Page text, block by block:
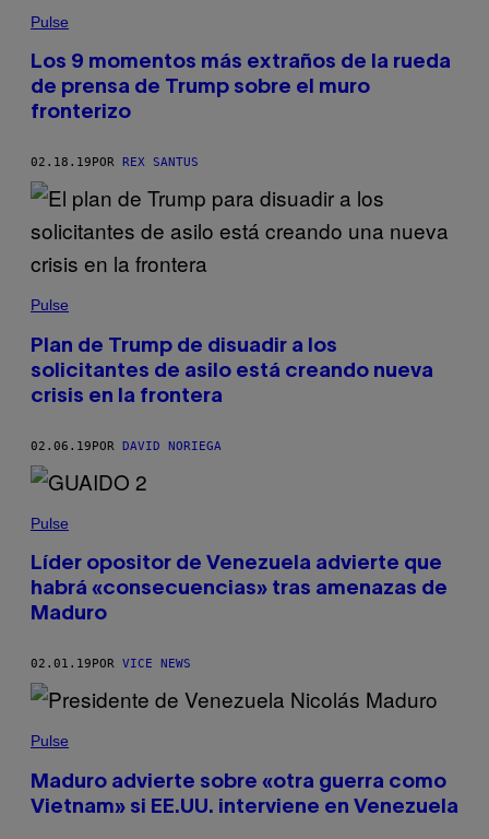
Pulse
Los 9 momentos más extraños de la rueda
de prensa de Trump sobre el muro
fronterizo
02.18.19 POR REX SANTUS
Pulse
Plan de Trump de disuadir a los
solicitantes de asilo está creando nueva
crisis en la frontera
02.06.19POR DAVID NORIEGA
Pulse
Líder opositor de Venezuela advierte que
habrá «consecuencias» tras amenazas de
Maduro
02.01.19 POR VICE NEWS
Pulse
Maduro advierte sobre «otra guerra como
Vietnam» si EE.UU. interviene en Venezuela